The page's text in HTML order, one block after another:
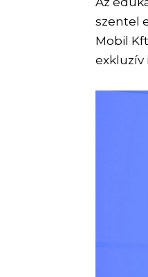
szentel
Mobil
exkluzív